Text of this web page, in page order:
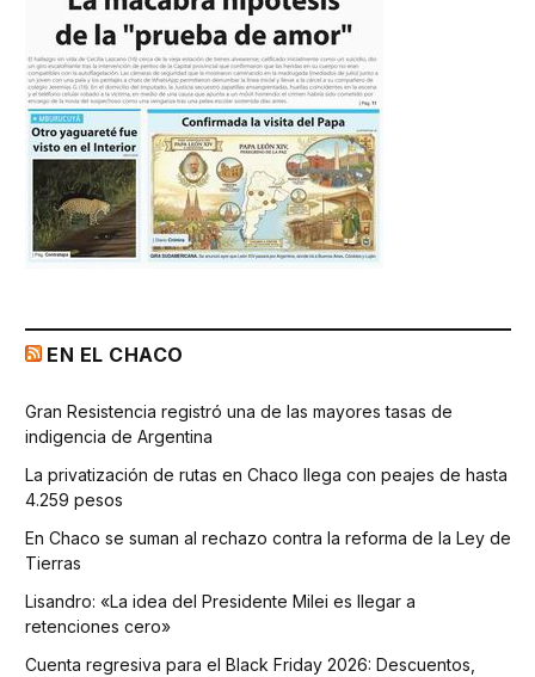
EN EL CHACO
Gran Resistencia registró una de las mayores tasas de
indigencia de Argentina
La privatización de rutas en Chaco llega con peajes de hasta
4.259 pesos
En Chaco se suman al rechazo contra la reforma de la Ley de
Tierras
Lisandro: «La idea del Presidente Milei es llegar a
retenciones cero»
Cuenta regresiva para el Black Friday 2026: Descuentos,